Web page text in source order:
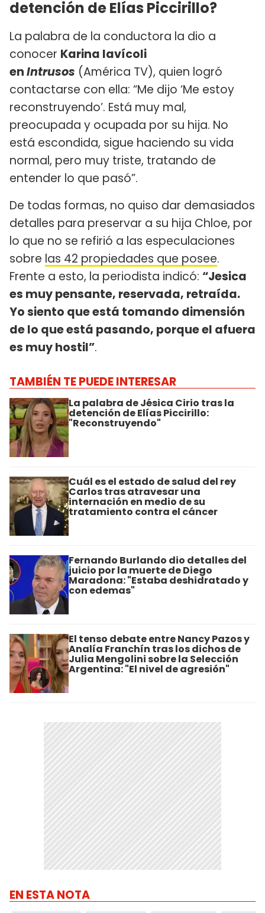
detención de Elías Piccirillo?
La palabra de la conductora la dio a
conocer Karina Iavícoli
enIntrusos (América TV), quien logró
contactarse con ella: “Me dijo ‘Me estoy
reconstruyendo’. Está muy mal,
preocupada y ocupada por su hija. No
está escondida, sigue haciendo su vida
normal, pero muy triste, tratando de
entender lo que pasó”.
De todas formas, no quiso dar demasiados
detalles para preservar a su hija Chloe, por
lo que no se refirió a las especulaciones
sobre las 42 propiedades que posee.
Frente a esto, la periodista indicó: “Jesica
es muy pensante, reservada, retraída.
Yo siento que está tomando dimensión
de lo que está pasando, porque el afuera
es muy hostil”.
TAMBIÉN TE PUEDE INTERESAR
La palabra de Jésica Cirio tras la
detención de Elías Piccirillo:
"Reconstruyendo"
Cuál es el estado de salud del rey
Carlos tras atravesar una
internación en medio de su
tratamiento contra el cáncer
Fernando Burlando dio detalles del
juicio por la muerte de Diego
Maradona: "Estaba deshidratado y
con edemas"
El tenso debate entre Nancy Pazos y
Analía Franchín tras los dichos de
Julia Mengolini sobre la Selección
Argentina: "El nivel de agresión"
EN ESTA NOTA